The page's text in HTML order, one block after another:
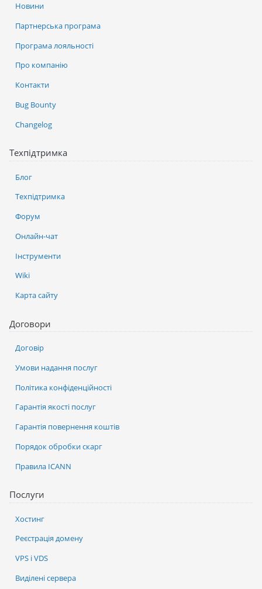
Послуги
Хостинг
Реєстрація домену
VPS і VDS
Виділені сервера
Новини
Партнерська програма
Програма лояльності
Про компанію
Контакти
Bug Bounty
Changelog
Техпідтримка
Блог
Техпідтримка
Форум
Онлайн-чат
Інструменти
Wiki
Карта сайту
Договори
Договір
Умови надання послуг
Політика конфіденційності
Гарантія якості послуг
Гарантія повернення коштів
Порядок обробки скарг
Правила ICANN